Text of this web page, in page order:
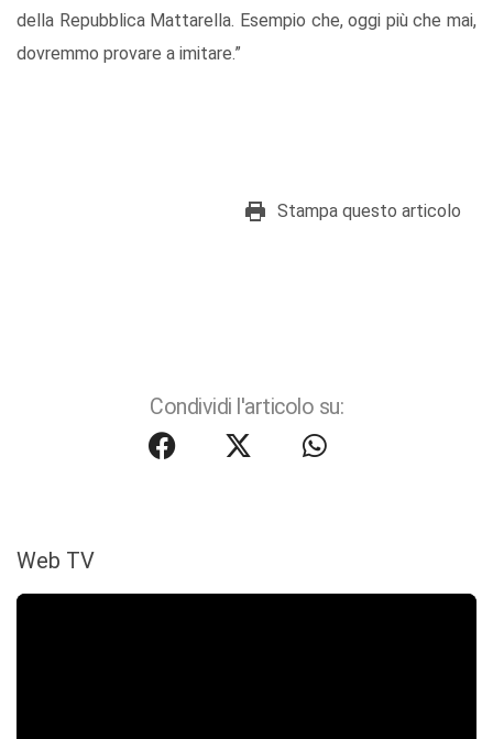
della Repubblica Mattarella. Esempio che, oggi più che mai,
dovremmo provare a imitare.”
Stampa questo articolo
Condividi l'articolo su:
Web TV